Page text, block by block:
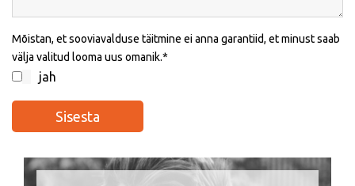
Mõistan, et sooviavalduse täitmine ei anna garantiid, et minust saab
välja valitud looma uus omanik.
jah